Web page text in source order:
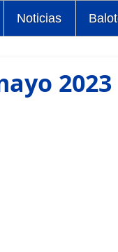
Noticias
2023